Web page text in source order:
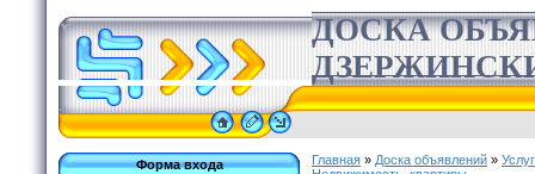
ДОСКА
Форма входа Главная » Доска объявлений »